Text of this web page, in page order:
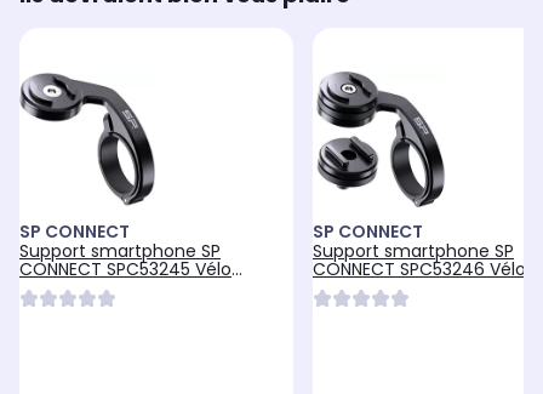
SP CONNECT
Support smartphone SP
CONNECT SPC53245 Vélo
Support Guidon Pro
SP CONNECT
Support smartphone SP
CONNECT SPC53246 Vélo
Support guidon Pro Mtb